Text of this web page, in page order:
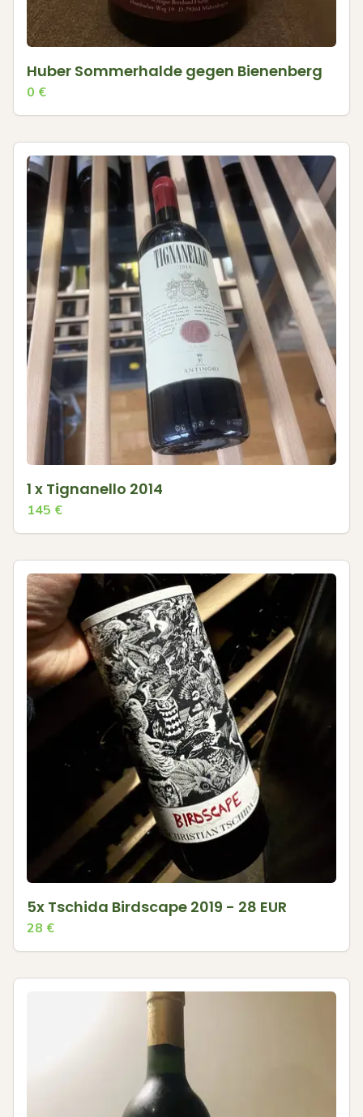
Huber Sommerhalde gegen Bienenberg
0 €
1 x Tignanello 2014
145 €
5x Tschida Birdscape 2019 - 28 EUR
28 €